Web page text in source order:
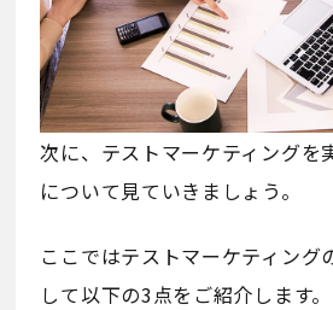
次に、テストマーケティングを
について見ていきましょう。
ここではテストマーケティング
して以下の3点をご紹介します。